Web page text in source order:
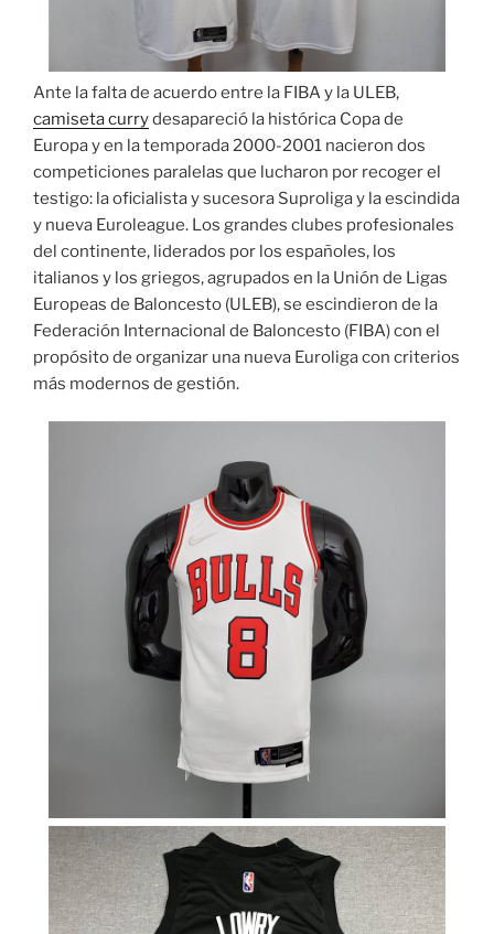
Ante la falta de acuerdo entre la FIBA y la ULEB,
camiseta currydesapareció la histórica Copa de
Europa y en la temporada 2000-2001 nacieron dos
competiciones paralelas que lucharon por recoger el
testigo: la oficialista y sucesora Suproliga y la escindida
y nueva Euroleague. Los grandes clubes profesionales
del continente, liderados por los españoles, los
italianos y los griegos, agrupados en la Unión de Ligas
Europeas de Baloncesto (ULEB), se escindieron de la
Federación Internacional de Baloncesto (FIBA) con el
propósito de organizar una nueva Euroliga con criterios
más modernos de gestión.